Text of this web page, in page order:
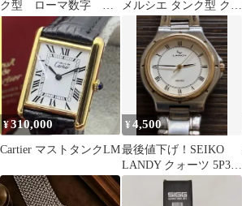
ク型 ローマ数字 ３
針
メルシエ タンク型 クォ
ーツ レクタンギュラー
¥310,000
Cartier マストタンクLM
¥4,500
最後値下げ！SEIKO
LANDY クォーツ 5P31-
6B00 電池新品！